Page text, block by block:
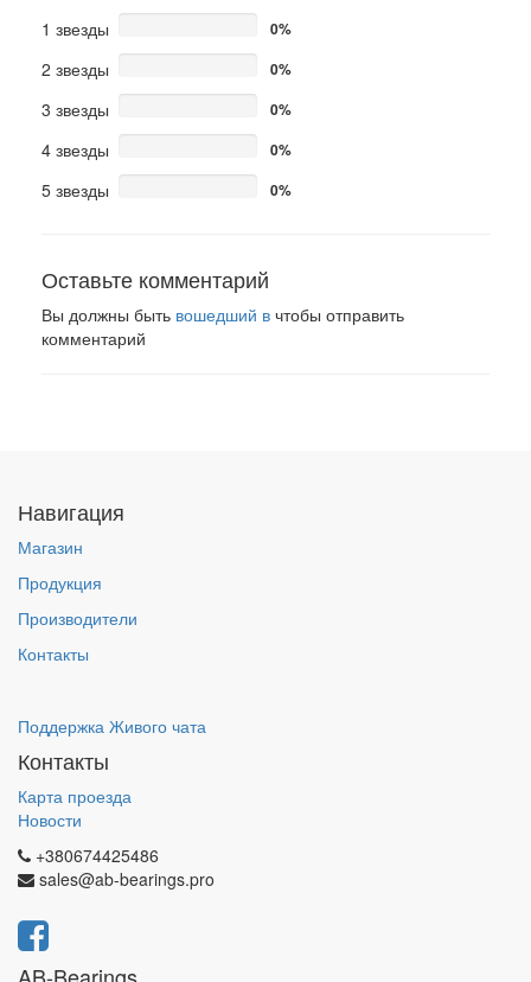
1 звезды
0%
2 звезды 0%
3 звезды 0%
4 звезды 0%
5 звезды 0%
Оставьте комментарий
Вы должны быть вошедший в чтобы отправить
комментарий
Навигация
Магазин
Продукция
Производители
Контакты
Поддержка Живого чата
Контакты
Карта проезда
Новости
+380674425486
sales@ab-bearings.pro